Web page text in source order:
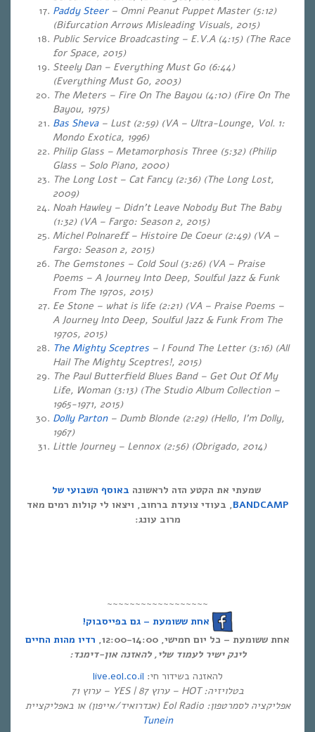
Paddy Steer– Omni Peanut Puppet Master (5:12)
(Bifurcation Arrows Misleading Visuals, 2015)
Public Service Broadcasting – E.V.A (4:15) (The Race
for Space, 2015)
Steely Dan – Everything Must Go (6:44)
(Everything Must Go, 2003)
The Meters – Fire On The Bayou (4:10) (Fire On The
Bayou, 1975)
Bas Sheva– Lust (2:59) (VA – Ultra-Lounge, Vol. 1:
Mondo Exotica, 1996)
Philip Glass – Metamorphosis Three (5:32) (Philip
Glass – Solo Piano, 2000)
The Long Lost – Cat Fancy (2:36) (The Long Lost,
2009)
Noah Hawley – Didn’t Leave Nobody But The Baby
(1:32) (VA – Fargo: Season 2, 2015)
Michel Polnareff – Histoire De Coeur (2:49) (VA –
Fargo: Season 2, 2015)
The Gemstones – Cold Soul (3:26) (VA – Praise
Poems – A Journey Into Deep, Soulful Jazz & Funk
From The 1970s, 2015)
Ee Stone – what is life (2:21) (VA – Praise Poems –
A Journey Into Deep, Soulful Jazz & Funk From The
1970s, 2015)
The Mighty Sceptres – I Found The Letter (3:16) (All
Hail The Mighty Sceptres!, 2015)
The Paul Butterfield Blues Band – Get Out Of My
Life, Woman (3:13) (The Studio Album Collection –
1965-1971, 2015)
Dolly Parton– Dumb Blonde (2:29) (Hello, I’m Dolly,
1967)
Little Journey – Lennox (2:56) (Obrigado, 2014)
שמעתי את הקטע הזה לראשונה באוסף השבועי של
BANDCAMP, בעודי צועדת ברחוב, ויצאו לי קולות רמים מאד
מרוב עונג:
~~~~~~~~~~~~~~~~~~
אחת ששומעת – גם בפייסבוק!
אחת ששומעת – כל יום חמישי, 12:00-14:00,
רדיו מהות החיים
לינק ישיר לעמוד שלי, להאזנה און-דימנד:
להאזנה בשידור חי: live.eol.co.il
בטלויזיה: HOT – ערוץ 87 | YES – ערוץ 71
אפליקציה לסמרטפון: Eol Radio (אנדרואיד/אייפון) או באפליקציית
Tunein